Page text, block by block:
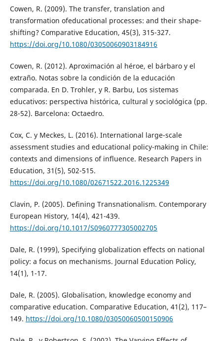
Cowen, R. (2009). The transfer, translation and
transformation ofeducational processes: and their shape‐
shifting? Comparative Education, 45(3), 315-327.
https://doi.org/10.1080/03050060903184916
Cowen, R. (2012). Aproximación al héroe, el bárbaro y el
extraño. Notas sobre la condición de la educación
comparada. En D. Trohler, y R. Barbu, Los sistemas
educativos: perspectiva histórica, cultural y sociológica (pp.
28-52). Barcelona: Octaedro.
Cox, C. y Meckes, L. (2016). International large-scale
assessment studies and educational policy-making in Chile:
contexts and dimensions of influence. Research Papers in
Education, 31(5), 502-515.
https://doi.org/10.1080/02671522.2016.1225349
Clavin, P. (2005). Defining Transnationalism. Contemporary
European History, 14(4), 421-439.
https://doi.org/10.1017/S0960777305002705
Dale, R. (1999), Specifying globalization effects on national
policy: a focus on mechanisms. Journal Education Policy,
14(1), 1-17.
Dale, R. (2005). Globalisation, knowledge economy and
comparative education. Comparative Education, 41(2), 117–
149. https://doi.org/10.1080/03050060500150906